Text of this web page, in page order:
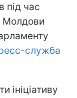
під час
Молдови
служба
ініціативу